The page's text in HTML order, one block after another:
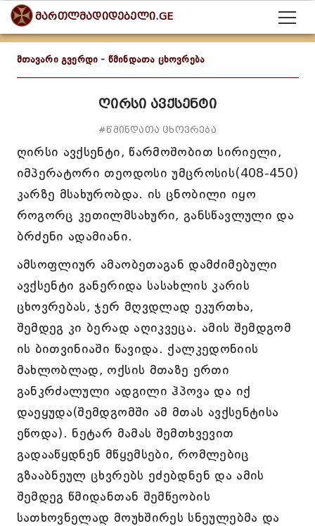
მართლმადიდებელი.GE
მთავარი გვერდი - წმინდათა ცხოვრება
ღირსი ავქსენტი
#წმინდათა ცხოვრება
ღირსი ავქსენტი, წარმოშობით სირიელი,
იმპერატორი თეოდოსი უმცროსის(408-450)
კარზე მსახურობდა. ის ცნობილი იყო
როგორც კეთილმსახური, განსწავლული და
ბრძენი ადამიანი.
ამსოფლიურ ამაობეთაგან დამძიმებული
ავქსენტი განერიდა სასახლის კარის
ცხოვრებას, ჯერ მღვდლად ეკურთხა,
შემდეგ კი ბერად აღიკვეცა. ამის შემდგომ
ის ბითვინიაში წავიდა. ქალკედონიის
მახლობლად, ოქსის მთაზე ერთი
განკრძალული ადგილი ჰპოვა და იქ
დაეყუდა(შემდგომში ამ მთას ავქსენტისა
ეწოდა). ნეტარ მამას შემთხვევით
გადააწყდნენ მწყემსები, რომლებიც
გზააბნეულ ცხვრებს ეძებდნენ და ამის
შემდეგ წმიდანთან შემწეობის
სათხოვნელად მოუხშირეს სნეულებმა და